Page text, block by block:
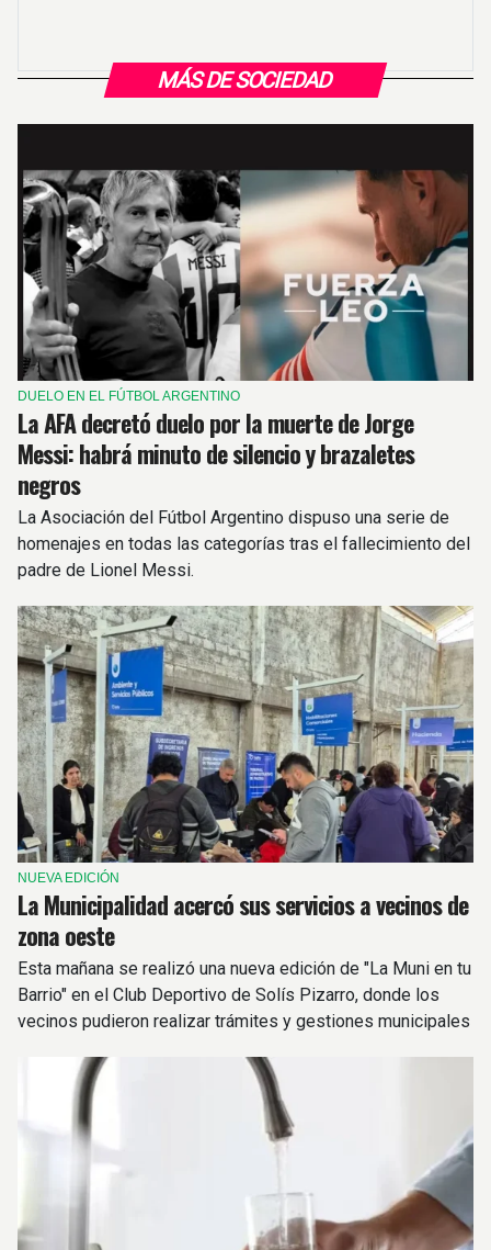
MÁS DE SOCIEDAD
DUELO EN EL FÚTBOL ARGENTINO
La AFA decretó duelo por la muerte de Jorge
Messi: habrá minuto de silencio y brazaletes
negros
La Asociación del Fútbol Argentino dispuso una serie de
homenajes en todas las categorías tras el fallecimiento del
padre de Lionel Messi.
NUEVA EDICIÓN
La Municipalidad acercó sus servicios a vecinos de
zona oeste
Esta mañana se realizó una nueva edición de "La Muni en tu
Barrio" en el Club Deportivo de Solís Pizarro, donde los
vecinos pudieron realizar trámites y gestiones municipales